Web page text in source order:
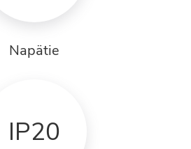
Napätie
IP20